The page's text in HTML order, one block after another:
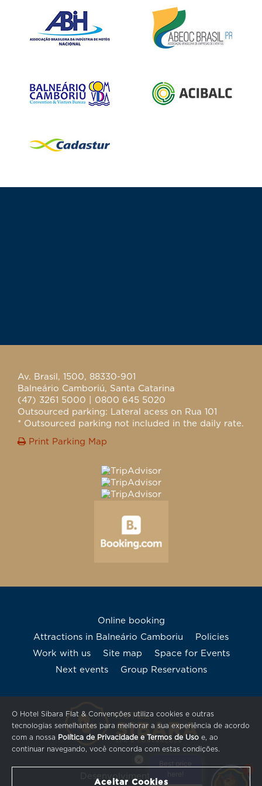
Av. Brasil, 1500, 88330-901
Balneário Camboriú, Santa Catarina
(47) 3261 5000 | 0800 645 5020
Outsourced parking: Lateral acess on Rua 101
* Outsourced parking not included in the daily rate.
Print Parking Map
Online booking
Attractions in Balneário Camboriu
Policies
Work with us
Site map
Space for Events
Next events
Group Reservations
Desenvolvimento Quax
O Hotel Sibara Flat & Convenções utiliza cookies e outras
tecnologias semelhantes para melhorar a sua experiência de acordo
com a nossa Política de Privacidade e Termos de Uso e, ao
continuar navegando, você concorda com estas condições.
Aceitar Cookies
1